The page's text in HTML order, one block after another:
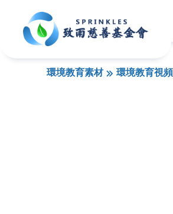
環境教育素材 環境教育視頻